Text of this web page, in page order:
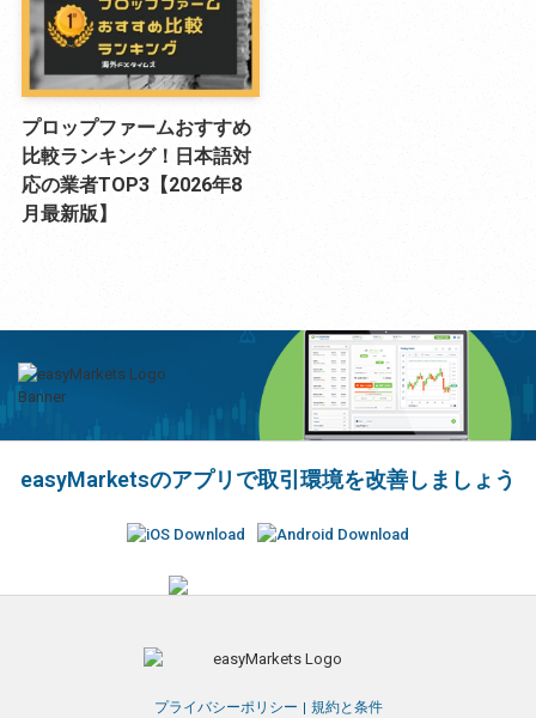
プロップファームおすすめ
比較ランキング！日本語対
応の業者TOP3【2026年8
月最新版】
easyMarketsのアプリで取引環境を改善しましょう
プライバシーポリシー 規約と条件